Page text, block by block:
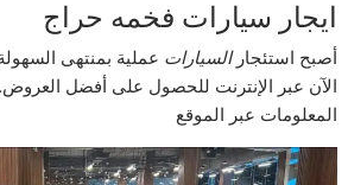
ايجار سيارات فخمه حراج
أصبح استئجارالسيارات عملية بمنتهى
الآن عبر الإنترنت للحصول على أفضل
المعلومات عبر الموقع